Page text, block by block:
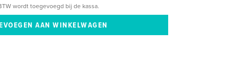
wordt toegevoegd bij de kassa.